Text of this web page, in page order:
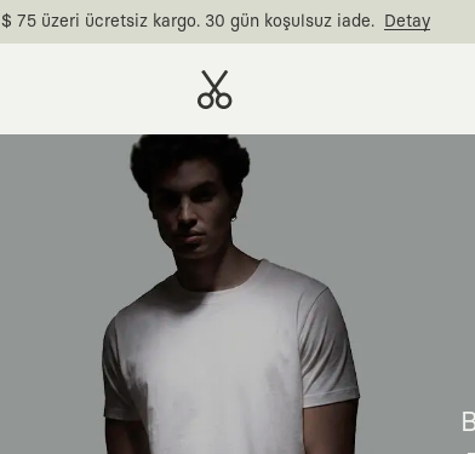
$ 75 üzeri ücretsiz kargo. 30 gün koşulsuz iade. Detay